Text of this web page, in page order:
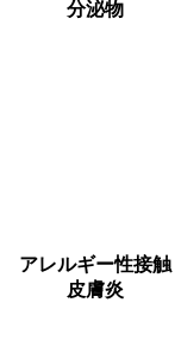
分泌物
アレルギー性接触
皮膚炎